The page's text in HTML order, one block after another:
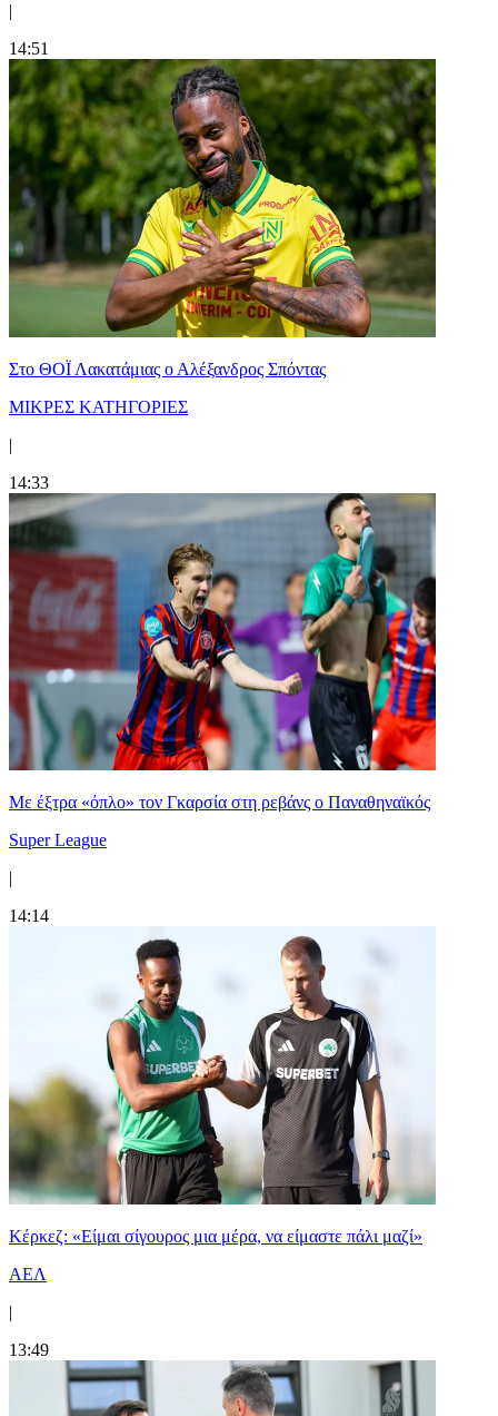
|
14:51
Στο ΘΟΪ Λακατάμιας ο Αλέξανδρος Σπόντας
ΜΙΚΡΕΣ ΚΑΤΗΓΟΡΙΕΣ
|
14:33
Mε έξτρα «όπλο» τον Γκαρσία στη ρεβάνς ο Παναθηναϊκός
Super League
|
14:14
Κέρκεζ: «Είμαι σίγουρος μια μέρα, να είμαστε πάλι μαζί»
ΑΕΛ
|
13:49